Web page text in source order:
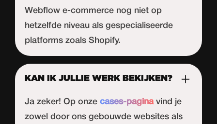
Webflow e-commerce nog niet op
hetzelfde niveau als gespecialiseerde
platforms zoals Shopify.
KAN IK JULLIE WERK BEKIJKEN?
Ja zeker! Op onzecases-pagina vind je
zowel door ons gebouwde websites als